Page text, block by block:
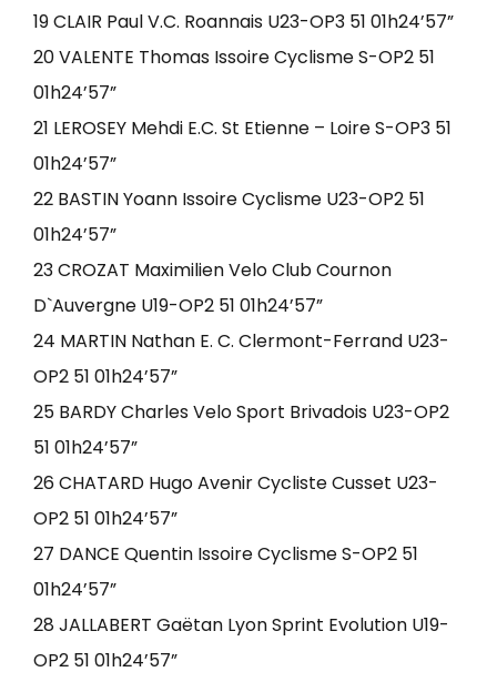
19 CLAIR Paul V.C. Roannais U23-OP3 51 01h24’57”
20 VALENTE Thomas Issoire Cyclisme S-OP2 51
01h24’57”
21 LEROSEY Mehdi E.C. St Etienne – Loire S-OP3 51
01h24’57”
22 BASTIN Yoann Issoire Cyclisme U23-OP2 51
01h24’57”
23 CROZAT Maximilien Velo Club Cournon
D`Auvergne U19-OP2 51 01h24’57”
24 MARTIN Nathan E. C. Clermont-Ferrand U23-
OP2 51 01h24’57”
25 BARDY Charles Velo Sport Brivadois U23-OP2
51 01h24’57”
26 CHATARD Hugo Avenir Cycliste Cusset U23-
OP2 51 01h24’57”
27 DANCE Quentin Issoire Cyclisme S-OP2 51
01h24’57”
28 JALLABERT Gaëtan Lyon Sprint Evolution U19-
OP2 51 01h24’57”